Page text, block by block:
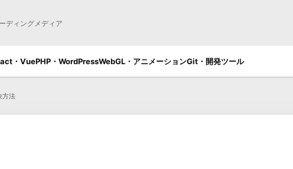
ディングメディア
・VuePHP・WordPressWebGL・アニメーションGit・開発ツール
方法